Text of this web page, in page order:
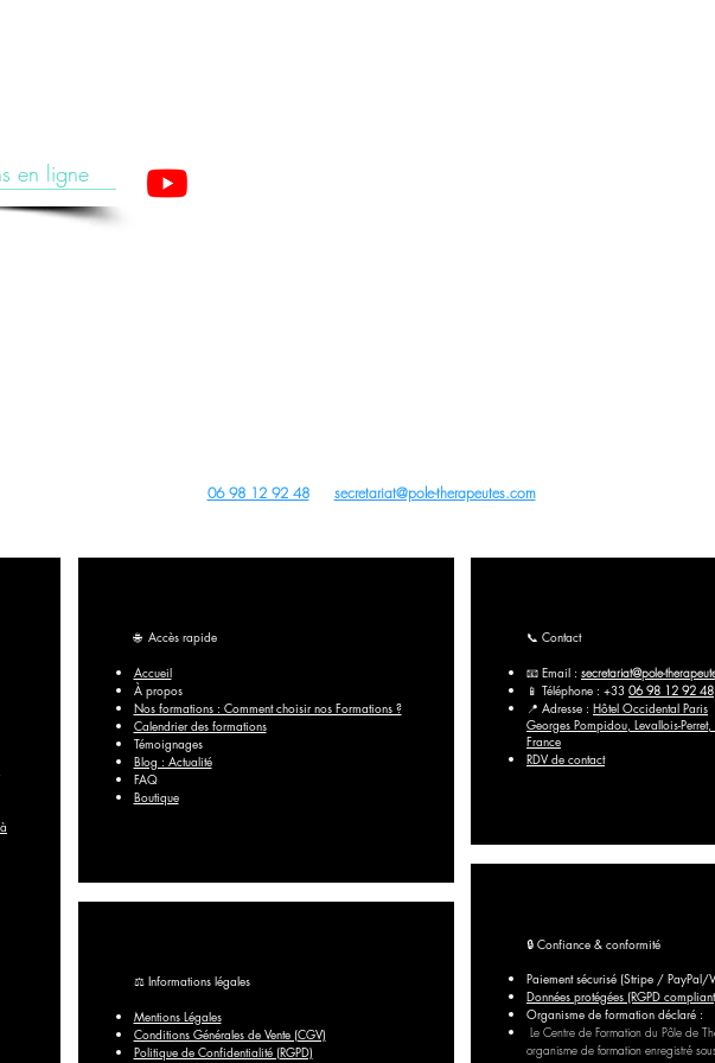
en ligne
06 98 12 92 48ou secretariat@pole-therapeutes.com
🌐 Accès rapide
Accueil
À propos
Nos formations : Comment choisir nos Formations ?
Calendrier des formations
Témoignages
Blog : Actualité
FAQ​
Boutique
⚖️ Informations légales
Mentions Légales
Conditions Générales de Vente (CGV)
Politique de Confidentialité (RGPD)
📞 Contact
📧 Email : secretariat@pole-
📱 Téléphone : +33 06 98 12 92 48
📍 Adresse : Hôtel Occidental Paris
Georges Pompidou, Levallois-
France
RDV de contact
🔒 Confiance & conformité
Paiement sécurisé (Stripe / PayPal/
Données protégées (RGPD
Organisme de formation déclaré :
Le Centre de Formation du Pôle de
organisme de formation enregistré